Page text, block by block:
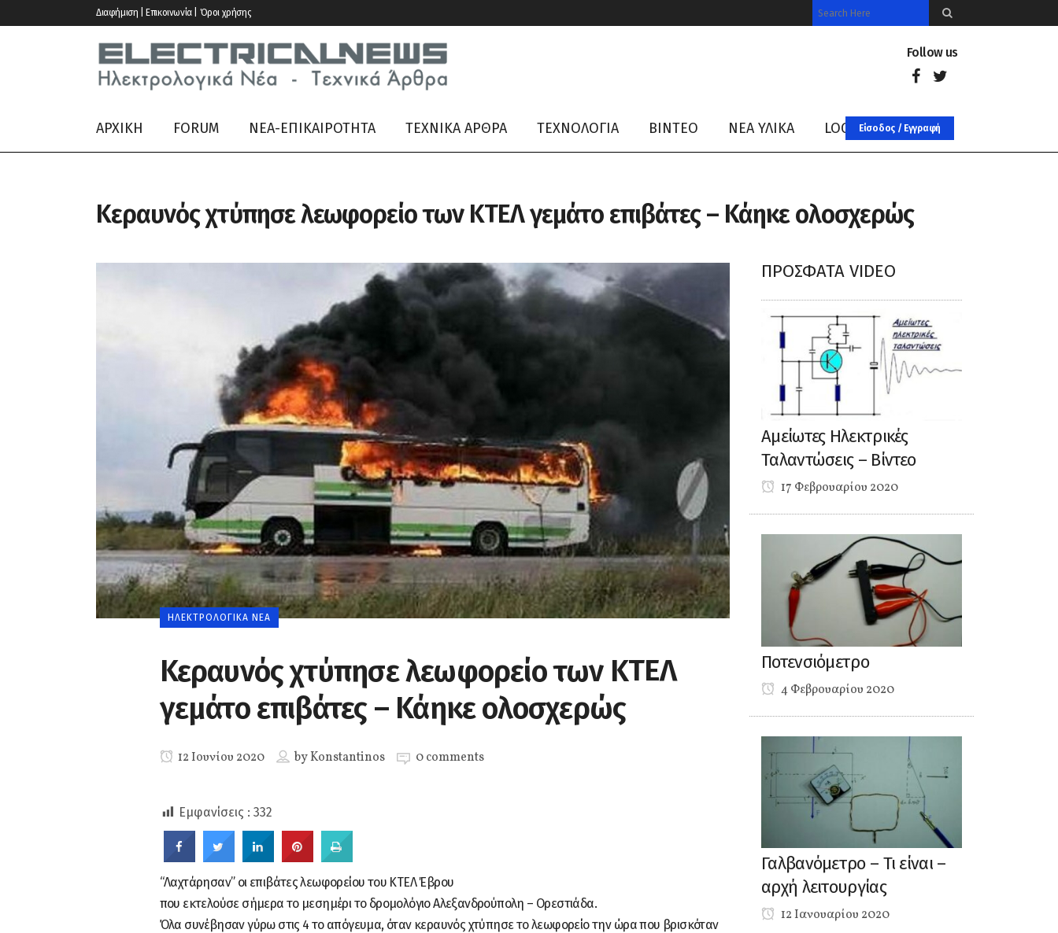
Διαφήμιση | Επικοινωνία | Όροι χρήσης
Follow us
ΑΡΧΙΚΗ FORUM ΝΕΑ-ΕΠΙΚΑΙΡΟΤΗΤΑ ΤΕΧΝΙΚΑ ΑΡΘΡΑ ΤΕΧΝΟΛΟΓΙΑ ΒΊΝΤΕΟ ΝΈΑ ΥΛΙΚΑ LOG INΕίσοδος / Εγγραφή
Κεραυνός χτύπησε λεωφορείο των ΚΤΕΛ γεμάτο επιβάτες – Κάηκε ολοσχερώς
ΗΛΕΚΤΡΟΛΟΓΙΚΆ ΝΈΑ
Κεραυνός χτύπησε λεωφορείο των ΚΤΕΛ
γεμάτο επιβάτες – Κάηκε ολοσχερώς
12 Ιουνίου 2020 byKonstantinos 0 comments
Εμφανίσεις : 332
“Λαχτάρησαν” οι επιβάτες λεωφορείου του ΚΤΕΛ Έβρου
που εκτελούσε σήμερα το μεσημέρι το δρομολόγιο Αλεξανδρούπολη – Ορεστιάδα.
Όλα συνέβησαν γύρω στις 4 το απόγευμα, όταν κεραυνός χτύπησε το λεωφορείο την ώρα που βρισκόταν
ΠΡΌΣΦΑΤΑ VIDEO
Αμείωτες Ηλεκτρικές
Ταλαντώσεις – Βίντεο
17 Φεβρουαρίου 2020
Ποτενσιόμετρο
4 Φεβρουαρίου 2020
Γαλβανόμετρο – Τι είναι –
αρχή λειτουργίας
12 Ιανουαρίου 2020